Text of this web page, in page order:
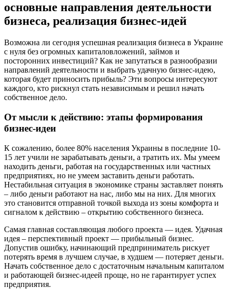
основные направления деятельности
бизнеса, реализация бизнес-идей
Возможна ли сегодня успешная реализация бизнеса в Украине
с нуля без огромных капиталовложений, займов и
посторонних инвестиций? Как не запутаться в разнообразии
направлений деятельности и выбрать удачную бизнес-идею,
которая будет приносить прибыль? Эти вопросы интересуют
каждого, кто рискнул стать независимым и решил начать
собственное дело.
От мысли к действию: этапы формирования
бизнес-идеи
К сожалению, более 80% населения Украины в последние 10-
15 лет учили не зарабатывать деньги, а тратить их. Мы умеем
находить деньги, работая на государственных или частных
предприятиях, но не умеем заставить деньги работать.
Нестабильная ситуация в экономике страны заставляет понять
– либо деньги работают на нас, либо мы на них. Для многих
это становится отправной точкой выхода из зоны комфорта и
сигналом к действию – открытию собственного бизнеса.
Самая главная составляющая любого проекта — идея. Удачная
идея – перспективный проект — прибыльный бизнес.
Допустив ошибку, начинающий предприниматель рискует
потерять время в лучшем случае, в худшем — потеряет деньги.
Начать собственное дело с достаточным начальным капиталом
и работающей бизнес-идеей проще, но не гарантирует успех
предприятия.